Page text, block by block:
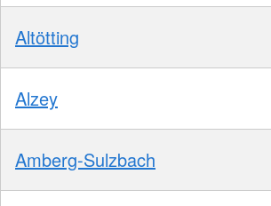
Altötting
Alzey
Amberg-Sulzbach